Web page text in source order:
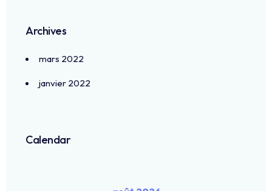
Archives
mars 2022
janvier 2022
Calendar